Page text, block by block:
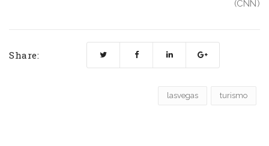
(CNN)
Share:
lasvegas turismo